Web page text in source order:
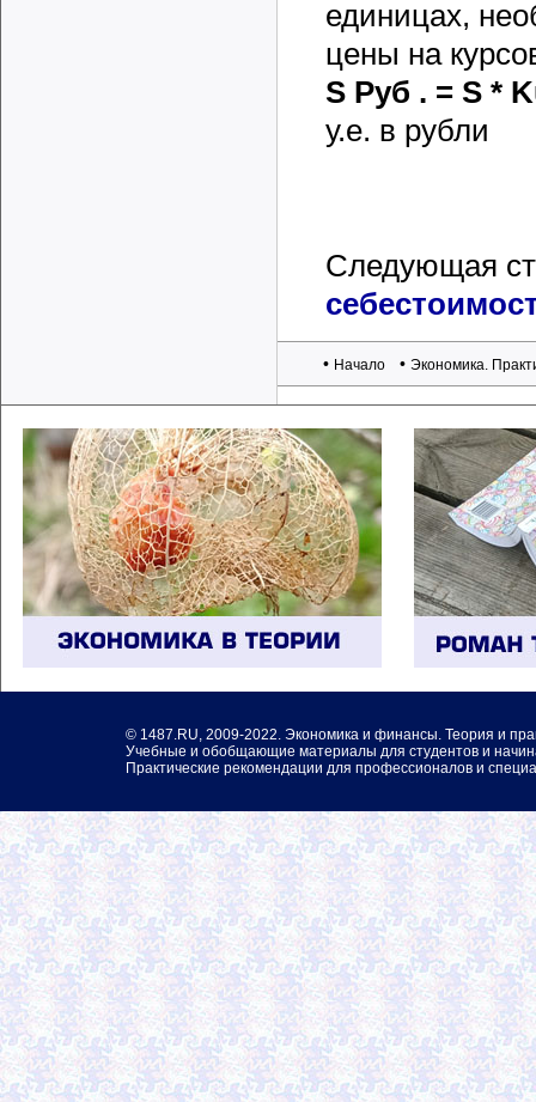
единицах,
цены на
S Руб . = S *
у.е. в рубли
Следующая
• Начало • Экономика.
© 1487.RU, 2009-2022. Экономика и финансы. Теория и
Учебные и обобщающие материалы для студентов и
Практические рекомендации для профессионалов и